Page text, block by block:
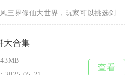
，玩家可以挑选剑、琴、弓、扇四大职业开启修行之路。主线剧情
大合集
查看